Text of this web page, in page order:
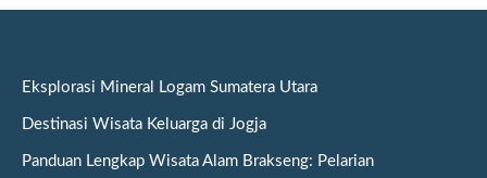
Eksplorasi Mineral Logam Sumatera Utara
Destinasi Wisata Keluarga di Jogja
Panduan Lengkap Wisata Alam Brakseng: Pelarian